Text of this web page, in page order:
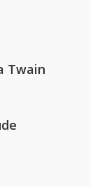
Twain